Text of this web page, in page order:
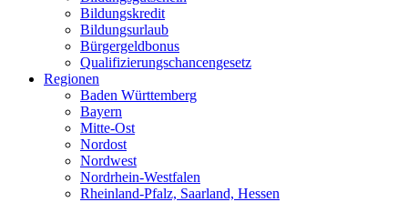
Bildungskredit
Bildungsurlaub
Bürgergeldbonus
Qualifizierungschancengesetz
Regionen
Baden Württemberg
Bayern
Mitte-Ost
Nordost
Nordwest
Nordrhein-Westfalen
Rheinland-Pfalz, Saarland, Hessen